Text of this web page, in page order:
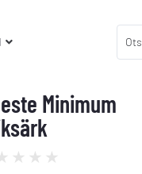
Minimum
★ ★ ★